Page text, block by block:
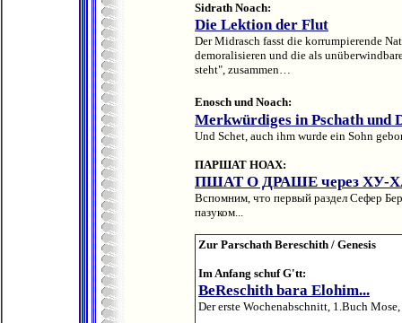
Sidrath Noach:
Die Lektion der Flut
Der Midrasch fasst die korrumpierende
demoralisieren und die als
steht", zusammen…
Enosch und Noach:
Merkwürdiges in Pschath und
Und Schet, auch ihm wurde ein Sohn
ПАРШАТ НОАХ:
ПШAT О ДРАШЕ через ХУ-
Вспомним, что первый раздел Сефер
пазуком...
Zur Parschath Bereschith / Genesis
Im Anfang schuf G'tt:
BeReschith bara Elohim...
Der erste Wochenabschnitt, 1.Buch Mose,